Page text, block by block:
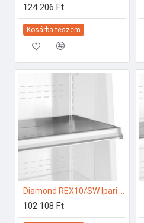
124 206 Ft
Kosárba teszem
102 108 Ft